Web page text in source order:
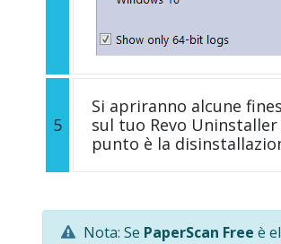
5
Si apriranno alcune
sul tuo Revo
punto è la
Nota: Se PaperScan Free è